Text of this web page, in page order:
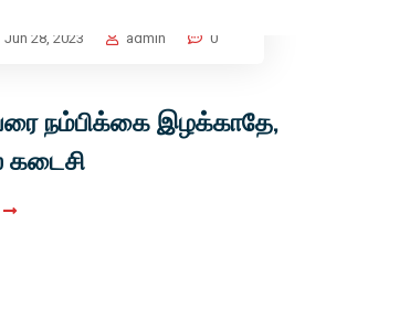
Jun 28, 2023 admin 0
நம்பிக்கை இழக்காதே,